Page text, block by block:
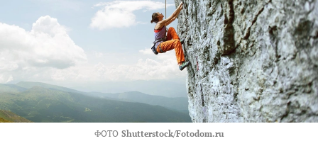
ФОТО Shutterstock/Fotodom.ru